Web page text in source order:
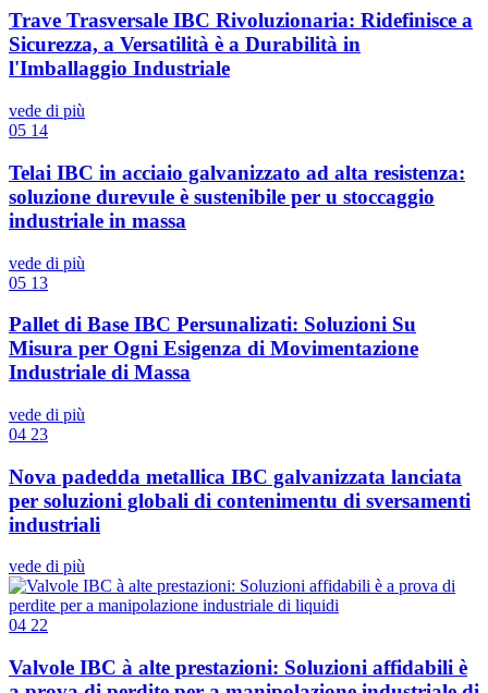
Trave Trasversale IBC Rivoluzionaria: Ridefinisce a
Sicurezza, a Versatilità è a Durabilità in
l'Imballaggio Industriale
vede di più
05 14
Telai IBC in acciaio galvanizzato ad alta resistenza:
soluzione durevule è sustenibile per u stoccaggio
industriale in massa
vede di più
05 13
Pallet di Base IBC Persunalizati: Soluzioni Su
Misura per Ogni Esigenza di Movimentazione
Industriale di Massa
vede di più
04 23
Nova padedda metallica IBC galvanizzata lanciata
per soluzioni globali di contenimentu di sversamenti
industriali
vede di più
04 22
Valvole IBC à alte prestazioni: Soluzioni affidabili è